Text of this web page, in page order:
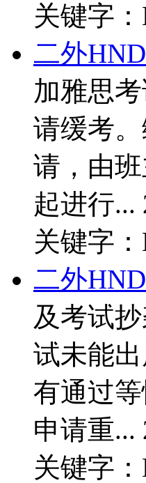
关键字
二外
加雅思
请缓考
请，由
起进行...
关键字
二外
及考试
试未能
有通过
申请重...
关键字